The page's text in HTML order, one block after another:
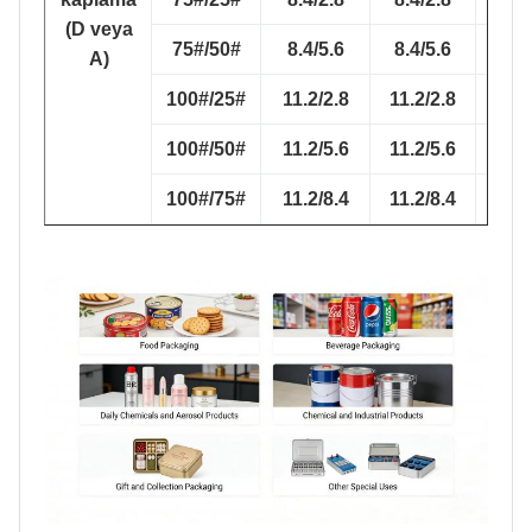
(D veya
A)
75#/50# 8.4/5.6 8.4/5.6
100#/25# 11.2/2.8 11.2/2.8
100#/50# 11.2/5.6 11.2/5.6
100#/75# 11.2/8.4 11.2/8.4